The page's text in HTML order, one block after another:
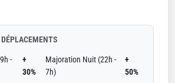
-
+
30%
Majoration Nuit (22h -
7h)
+
50%